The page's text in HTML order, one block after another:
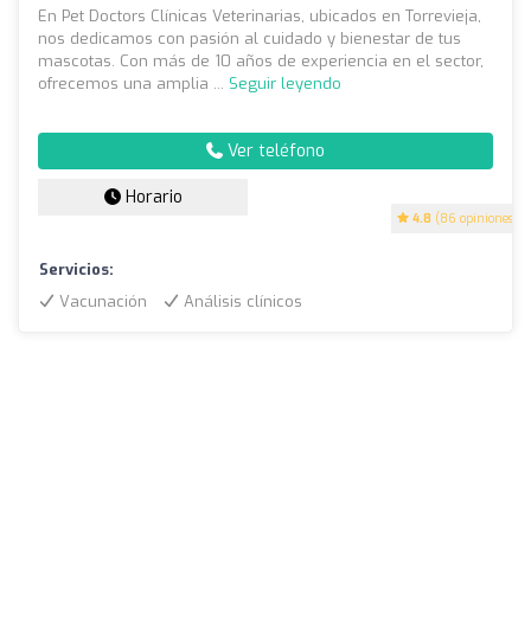
4.8 (86 opiniones)
En Pet Doctors Clínicas Veterinarias, ubicados en Torrevieja,
nos dedicamos con pasión al cuidado y bienestar de tus
mascotas. Con más de 10 años de experiencia en el sector,
ofrecemos una amplia ... Seguir leyendo
Ver teléfono
Horario
Servicios:
Vacunación
Análisis clínicos